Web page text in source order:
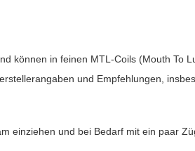
können in feinen MTL-Coils (Mouth To
und Empfehlungen,
einziehen und bei Bedarf mit ein paar